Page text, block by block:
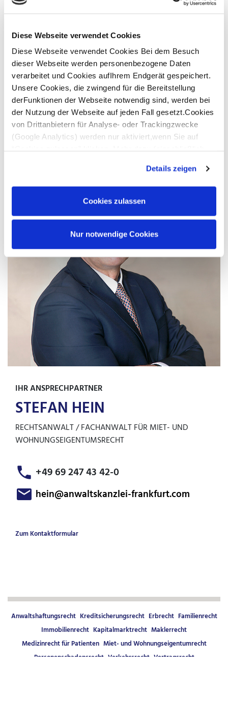
Diese Webseite verwendet Cookies
Diese Webseite verwendet Cookies Bei dem Besuch
dieser Webseite werden personenbezogene Daten
verarbeitet und Cookies aufIhrem Endgerät gespeichert.
Unsere Cookies, die zwingend für die Bereitstellung
derFunktionen der Webseite notwendig sind, werden bei
der Nutzung der Webseite auf jeden Fall gesetzt.Cookies
von Drittanbietern für Analyse- oder Trackingzwecke
(Google Analytics) werden nur aktiviert,wenn Sie auf
Datenschutzerklärung—
Impressum.
Details zeigen
Cookies zulassen
Nur notwendige Cookies
Wir wehren unberechtigte Ansprüche ab und setzen Ihre
auch von der Qualifikation des Fachanwalts für Miet- und
Wohnungseigentumsrecht umfasst sind. Mit unserem
Fachanwalt für Miet- und Wohnungseigentumsrecht
können wir Ihnen daher auch auf dem speziellen Gebiet des
Maklerrechts eine ganz besonders qualifizierte anwaltliche
Dienstleistung anbieten.
IHR ANSPRECHPARTNER
STEFAN HEIN
RECHTSANWALT / FACHANWALT FÜR MIET- UND
WOHNUNGSEIGENTUMSRECHT
+49 69 247 43 42-0
hein@anwaltskanzlei-frankfurt.com
Zum Kontaktformular
Anwaltshaftungsrecht Kreditsicherungsrecht Erbrecht Familienrecht
Immobilienrecht Kapitalmarktrecht Maklerrecht
Medizinrecht für Patienten Miet- und Wohnungseigentumrecht
Personenschadensrecht Verkehrsrecht Vertragsrecht